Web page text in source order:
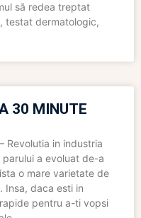
să redea treptat
testat dermatologic,
30 MINUTE
Revolutia in industria
a evoluat de-a
o mare varietate de
Insa, daca esti in
pentru a-ti vopsi